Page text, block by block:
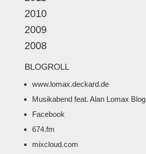
2010
2009
2008
BLOGROLL
www.lomax.deckard.de
Musikabend feat. Alan Lomax Blog
Facebook
674.fm
mixcloud.com